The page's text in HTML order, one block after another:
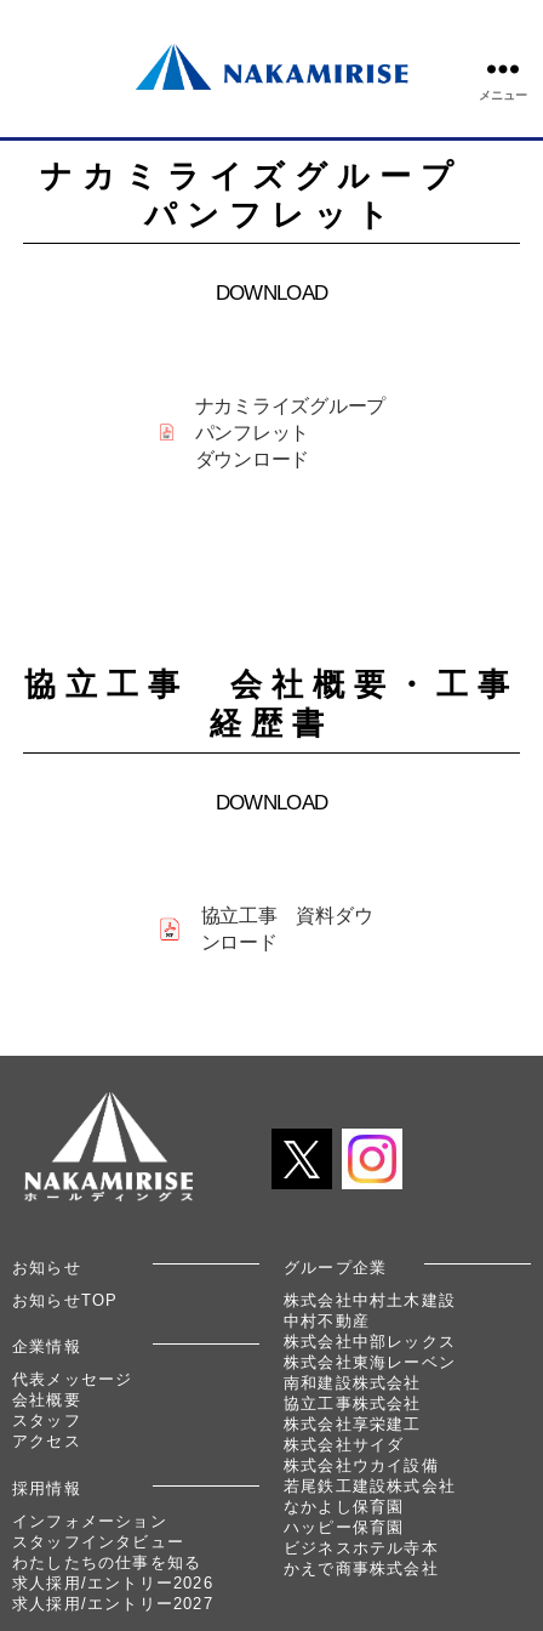
メニュー
ナカミライズグループ
パンフレット
DOWNLOAD
ナカミライズグループ
パンフレット
ダウンロード
協立工事 会社概要・工事
経歴書
DOWNLOAD
協立工事 資料ダウ
ンロード
お知らせ
お知らせTOP
企業情報
代表メッセージ
会社概要
スタッフ
アクセス
採用情報
インフォメーション
スタッフインタビュー
わたしたちの仕事を知る
求人採用/エントリー2026
求人採用/エントリー2027
グループ企業
株式会社中村土木建設
中村不動産
株式会社中部レックス
株式会社東海レーベン
南和建設株式会社
協立工事株式会社
株式会社享栄建工
株式会社サイダ
株式会社ウカイ設備
若尾鉄工建設株式会社
なかよし保育園
ハッピー保育園
ビジネスホテル寺本
かえで商事株式会社